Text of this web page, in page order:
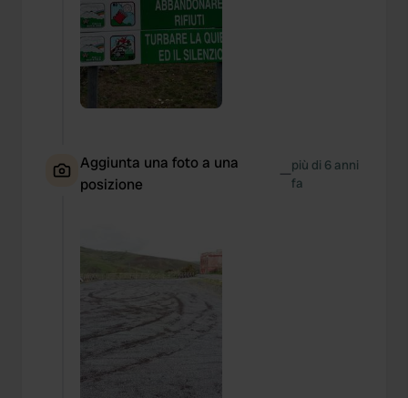
Aggiunta una foto a una
posizione
—più di 6 anni
fa